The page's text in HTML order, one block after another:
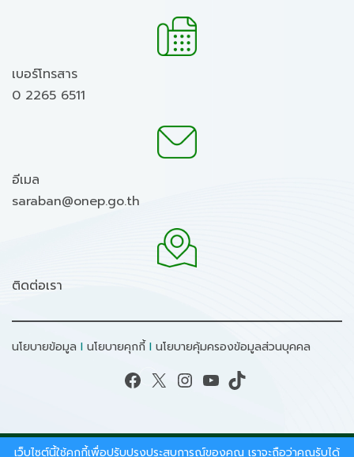
เบอร์โทรสาร
0 2265 6511
อีเมล
saraban@onep.go.th
ติดต่อเรา
นโยบายข้อมูล I นโยบายคุกกี้I นโยบายคุ้มครองข้อมูลส่วนบุคคล
Facebook X Instagram YouTube TikTok
เว็บไซต์นี้ใช้คุกกี้เพื่อปรับปรุงประสบการณ์ของคุณ เราจะถือว่าคุณรับได้